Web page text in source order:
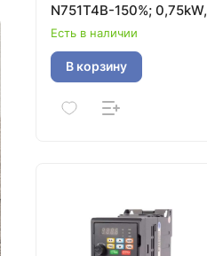
N751T4B-150%; 0,75kW,
380V
Есть в наличии
В корзину